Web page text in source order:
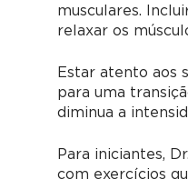
musculares.
relaxar os
Estar atento aos
para uma
diminua a
Para iniciantes,
com exercícios